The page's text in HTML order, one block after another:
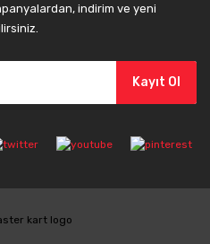
indirim ve yeni
Kayıt Ol